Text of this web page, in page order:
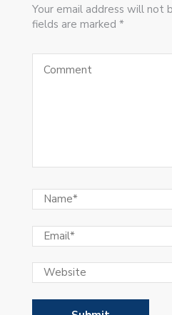
Your email address will not
fields are marked *